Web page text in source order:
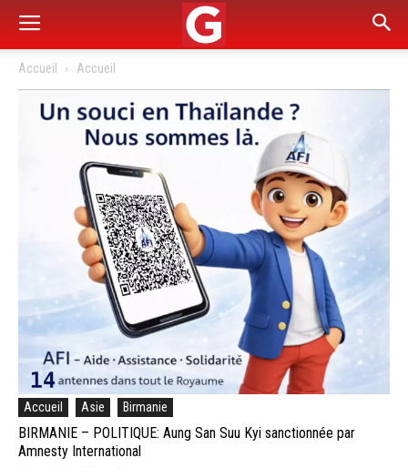
Accueil Accueil
Accueil Asie Birmanie
BIRMANIE – POLITIQUE: Aung San Suu Kyi sanctionnée par
Amnesty International